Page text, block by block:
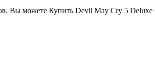
Вы можете Купить Devil May Cry 5 Deluxe